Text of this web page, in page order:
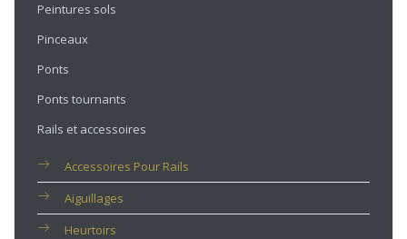
Peintures sols
Pinceaux
Ponts
Ponts tournants
Rails et accessoires
Accessoires Pour Rails
Aiguillages
Heurtoirs